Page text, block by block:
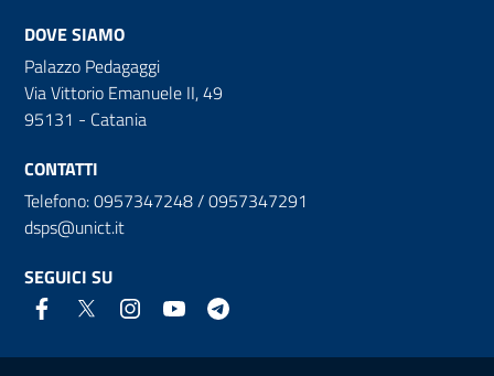
DOVE SIAMO
Palazzo Pedagaggi
Via Vittorio Emanuele II, 49
95131 - Catania
CONTATTI
Telefono: 0957347248 / 0957347291
dsps@unict.it
SEGUICI SU